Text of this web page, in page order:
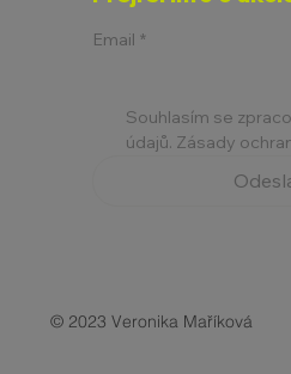
Email *
Souhlasím se
údajů. Zásady
© 2023 Veronika Maříková